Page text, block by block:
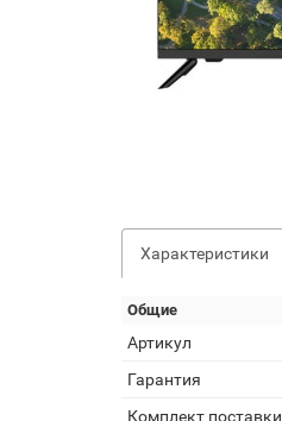
Характеристики
Общие
Артикул
Гарантия
Комплект поставки